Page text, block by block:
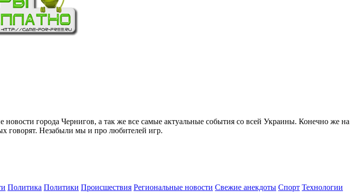
города Чернигов, а так же все самые актуальные события со всей Украины. Конечно же на
говорят. Незабыли мы и про любителей игр.
Политика Политики Происшествия Региональные новости Свежие анекдоты Спорт Технологии